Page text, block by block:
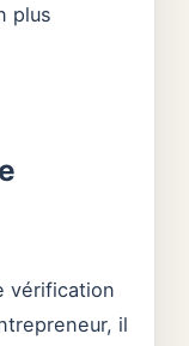
plus
vérification
il